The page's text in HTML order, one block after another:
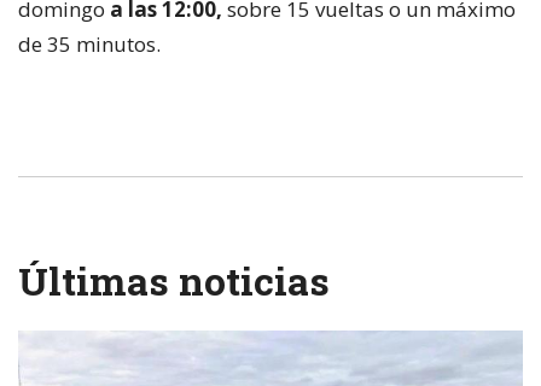
domingo a las 12:00, sobre 15 vueltas o un máximo
de 35 minutos.
Últimas noticias